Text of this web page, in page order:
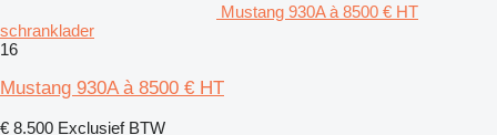
Mustang 930A à 8500 € HT
schranklader
16
Mustang 930A à 8500 € HT
€ 8.500 Exclusief BTW